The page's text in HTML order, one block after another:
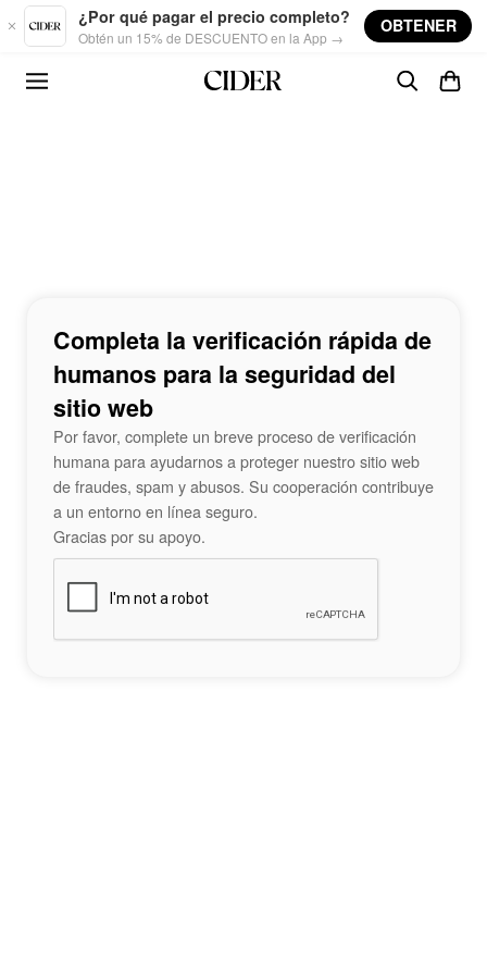
Skip to main content
¿Por qué pagar el precio completo?
Obtén un 15% de DESCUENTO en la App →
OBTENER
Completa la verificación rápida de
humanos para la seguridad del
sitio web
Por favor, complete un breve proceso de verificación
humana para ayudarnos a proteger nuestro sitio web
de fraudes, spam y abusos. Su cooperación contribuye
a un entorno en línea seguro.
Gracias por su apoyo.